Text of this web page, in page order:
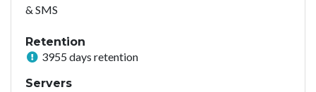
& SMS
Retention
3955 days retention
Servers